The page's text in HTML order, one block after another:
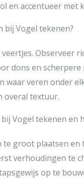
en accentueer met
bij Vogel tekenen?
Observeer
dons en
waar veren onder
overal textuur.
Vogel tekenen en
te groot plaatsen
verhoudingen te
op te